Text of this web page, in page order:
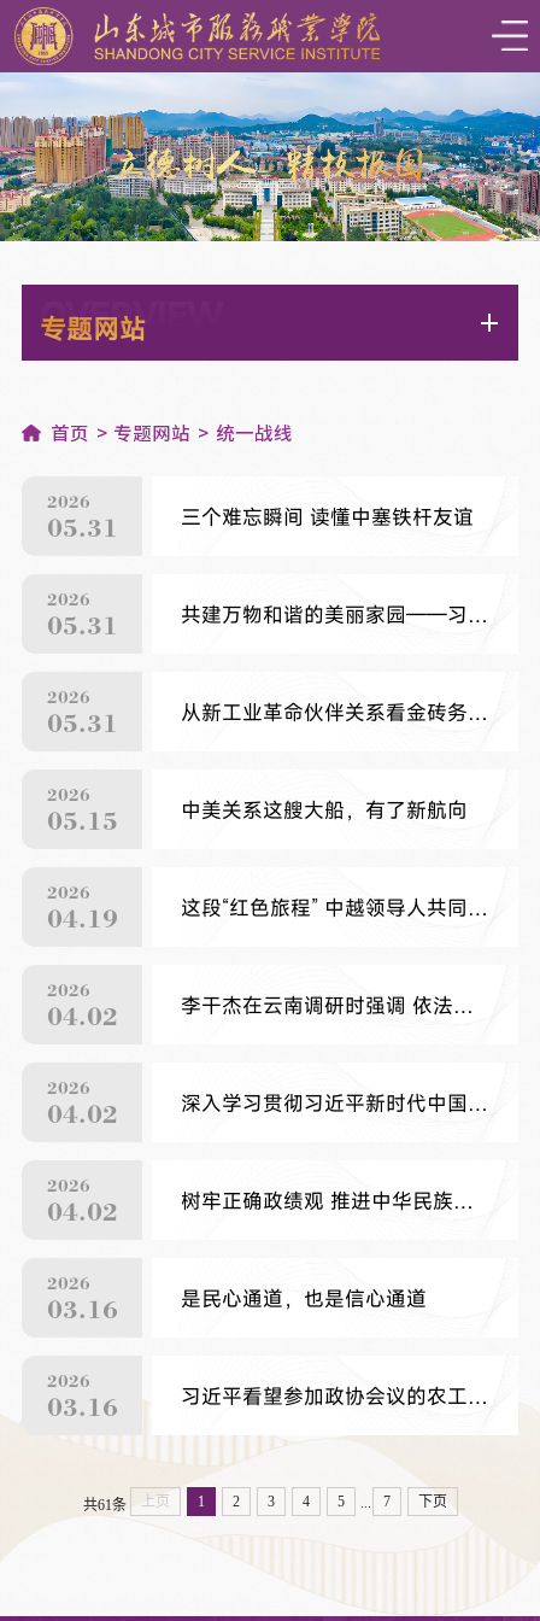
OVERVIEW
专题网站
首页 专题网站 统一战线
2026
05.31 三个难忘瞬间 读懂中塞铁杆友谊
2026
05.31 共建万物和谐的美丽家园——习近平生态文明思想引领 生物多样性保护事业开创新局面
2026
05.31 从新工业革命伙伴关系看金砖务实合作
2026
05.15 中美关系这艘大船，有了新航向
2026
04.19 这段“红色旅程” 中越领导人共同开启
2026
04.02 李干杰在云南调研时强调 依法治理宗教事务 广泛凝聚侨心侨力 为实现“十五五”良好开局贡献力量
2026
04.02 深入学习贯彻习近平新时代中国特色社会主义思想 | 以实绩实效夯实中华民族共同体根基
2026
04.02 树牢正确政绩观 推进中华民族共同体建设
2026
03.16 是民心通道，也是信心通道
2026
03.16 习近平看望参加政协会议的农工党九三学社医药卫生界 社会福利和社会保障界委员
共61条 上页 1 2 3 4 5 ... 7 下页